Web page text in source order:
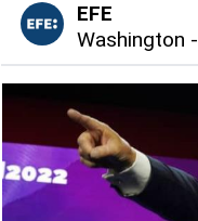
EFE
Washington -